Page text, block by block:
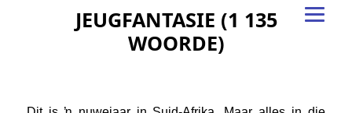
JEUGFANTASIE (1 135
WOORDE)